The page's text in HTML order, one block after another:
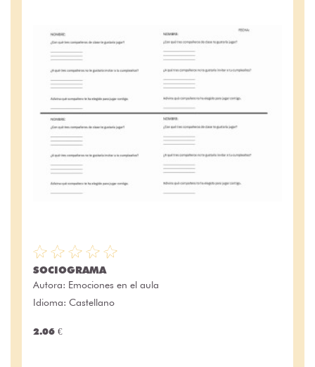
SOCIOGRAMA
Autora: Emociones en el aula
Idioma: Castellano
2.06 €